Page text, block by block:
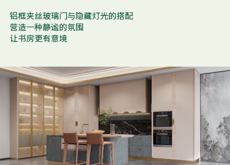
铝框夹丝玻璃门与隐藏灯光的搭配
营造一种静谧的氛围
让书房更有意境